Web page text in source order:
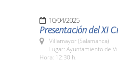
10/04/2025
Presentación del XI
Villamayor (Salamanca)
Lugar: Ayuntamiento de
Hora: 12:30 h.